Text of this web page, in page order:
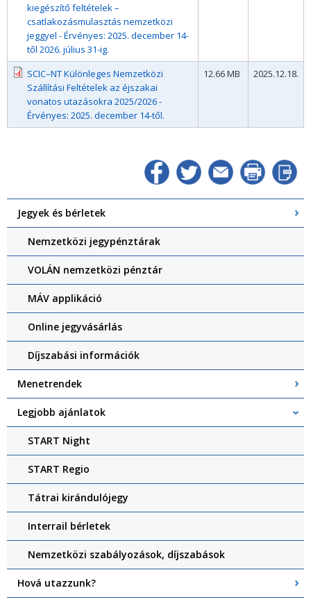
kiegészítő feltételek –
csatlakozásmulasztás nemzetközi
jeggyel - Érvényes: 2025. december 14-
től 2026. július 31-ig.
SCIC–NT Különleges Nemzetközi
Szállítási Feltételek az éjszakai
vonatos utazásokra 2025/2026 -
Érvényes: 2025. december 14-től.
12.66 MB 2025.12.18.
Jegyek és bérletek
Nemzetközi jegypénztárak
VOLÁN nemzetközi pénztár
MÁV applikáció
Online jegyvásárlás
Díjszabási információk
Menetrendek
Legjobb ajánlatok
START Night
START Regio
Tátrai kirándulójegy
Interrail bérletek
Nemzetközi szabályozások, díjszabások
Hová utazzunk?